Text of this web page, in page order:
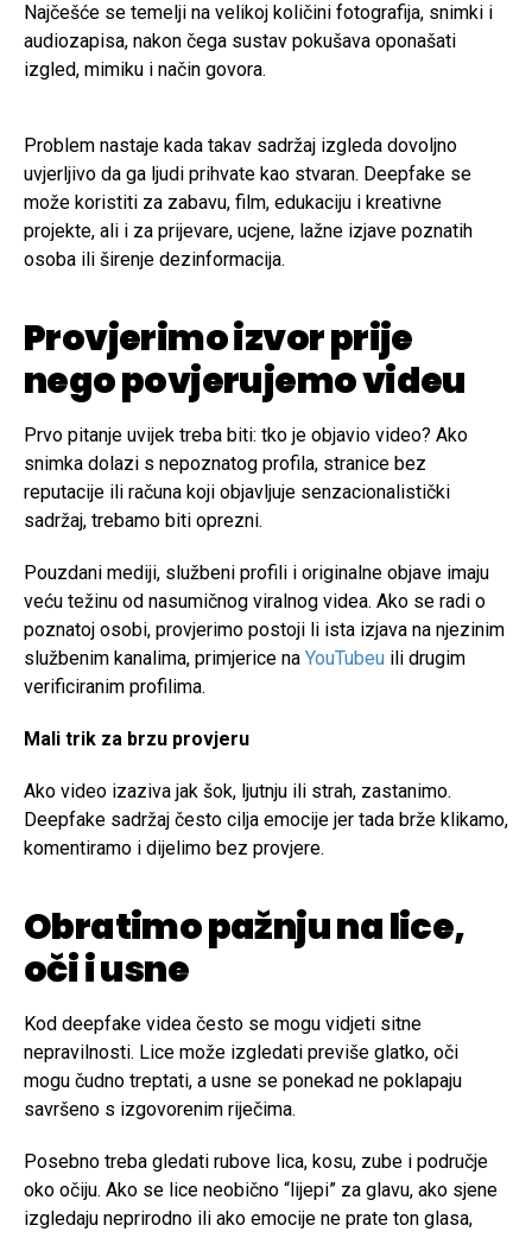
Najčešće se temelji na velikoj količini fotografija, snimki i
audiozapisa, nakon čega sustav pokušava oponašati
izgled, mimiku i način govora.
Problem nastaje kada takav sadržaj izgleda dovoljno
uvjerljivo da ga ljudi prihvate kao stvaran. Deepfake se
može koristiti za zabavu, film, edukaciju i kreativne
projekte, ali i za prijevare, ucjene, lažne izjave poznatih
osoba ili širenje dezinformacija.
Provjerimo izvor prije
nego povjerujemo videu
Prvo pitanje uvijek treba biti: tko je objavio video? Ako
snimka dolazi s nepoznatog profila, stranice bez
reputacije ili računa koji objavljuje senzacionalistički
sadržaj, trebamo biti oprezni.
Pouzdani mediji, službeni profili i originalne objave imaju
veću težinu od nasumičnog viralnog videa. Ako se radi o
poznatoj osobi, provjerimo postoji li ista izjava na njezinim
službenim kanalima, primjerice na YouTubeu ili drugim
verificiranim profilima.
Mali trik za brzu provjeru
Ako video izaziva jak šok, ljutnju ili strah, zastanimo.
Deepfake sadržaj često cilja emocije jer tada brže klikamo,
komentiramo i dijelimo bez provjere.
Obratimo pažnju na lice,
oči i usne
Kod deepfake videa često se mogu vidjeti sitne
nepravilnosti. Lice može izgledati previše glatko, oči
mogu čudno treptati, a usne se ponekad ne poklapaju
savršeno s izgovorenim riječima.
Posebno treba gledati rubove lica, kosu, zube i područje
oko očiju. Ako se lice neobično “lijepi” za glavu, ako sjene
izgledaju neprirodno ili ako emocije ne prate ton glasa,